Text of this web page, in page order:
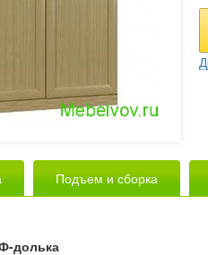
Подъем и сборка
долька